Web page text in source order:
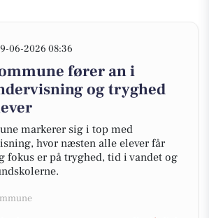
06-2026 08:36
fører an i
og tryghed
markerer sig i top med
hvor næsten alle elever får
fokus er på tryghed, tid i vandet og